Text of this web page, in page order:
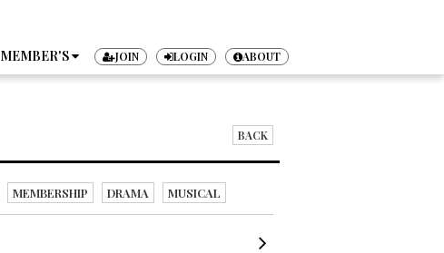
MEMBER'S JOIN LOGIN ABOUT
BACK
MEMBERSHIP DRAMA MUSICAL